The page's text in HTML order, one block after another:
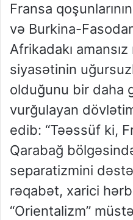
Fransa
və Burkina-Fasodan
Afrikadakı
siyasətinin
olduğunu bir daha
vurğulayan
edib: “Təəssüf ki,
Qarabağ
separatizmini
rəqabət, xarici
“Orientalizm”